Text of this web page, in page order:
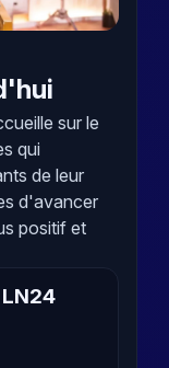
sur le
qui
de leur
d'avancer
positif et